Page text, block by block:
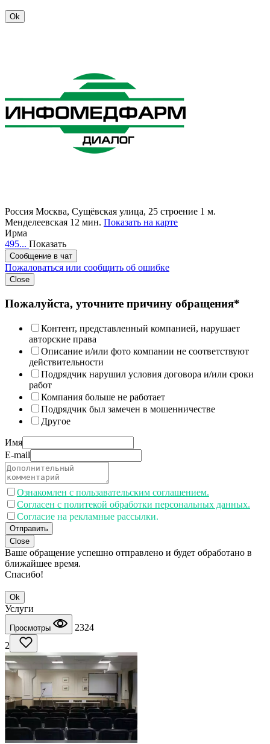
Ok
Россия Москва, Сущёвская улица, 25 строение 1 м.
Менделеевская 12 мин. Показать на карте
Ирма
495... Показать
Сообщение в чат
Пожаловаться или сообщить об ошибке
Close
Пожалуйста, уточните причину обращения*
Контент, представленный компанией, нарушает
авторские права
Описание и/или фото компании не соответствуют
действительности
Подрядчик нарушил условия договора и/или сроки
работ
Компания больше не работает
Подрядчик был замечен в мошенничестве
Другое
Имя
E-mail
Ознакомлен с пользавательским соглашением.
Согласен с политекой обработки персональных данных.
Согласие на рекламные рассылки.
Отправить
Close
Ваше обращение успешно отправлено и будет обработано в
ближайшее время.
Спасибо!
Ok
Услуги
Просмотры
2324
2